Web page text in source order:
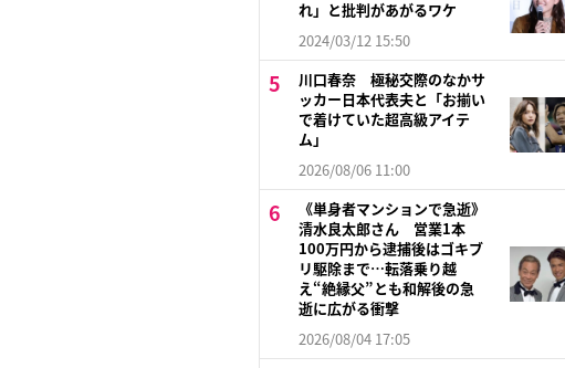
れ」と批判があがるワケ
2024/03/12 15:50
川口春奈 極秘交際のなかサ
ッカー日本代表夫と「お揃い
で着けていた超高級アイテ
ム」
2026/08/06 11:00
《単身者マンションで急逝》
清水良太郎さん 営業1本
100万円から逮捕後はゴキブ
リ駆除まで…転落乗り越
え“絶縁父”とも和解後の急
逝に広がる衝撃
2026/08/04 17:05